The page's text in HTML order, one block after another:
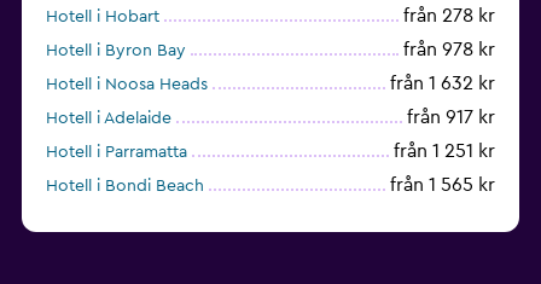
Hotell i Hobart från 278 kr
Hotell i Byron Bay från 978 kr
Hotell i Noosa Heads från 1 632 kr
Hotell i Adelaide från 917 kr
Hotell i Parramatta från 1 251 kr
Hotell i Bondi Beach från 1 565 kr